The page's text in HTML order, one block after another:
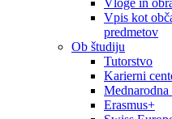
Vpis kot
predmetov
Ob študiju
Tutorstvo
Karierni
Mednarodna
Erasmus+